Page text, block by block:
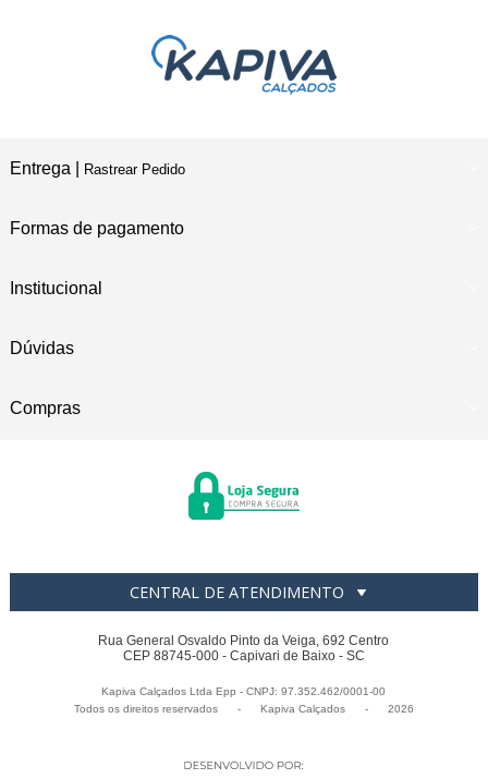
Entrega | Rastrear Pedido
Formas de pagamento
Institucional
Dúvidas
Compras
CENTRAL DE ATENDIMENTO
Rua General Osvaldo Pinto da Veiga, 692 Centro
CEP 88745-000 - Capivari de Baixo - SC
Kapiva Calçados Ltda Epp - CNPJ: 97.352.462/0001-00
Todos os direitos reservados
- Kapiva Calçados - 2026